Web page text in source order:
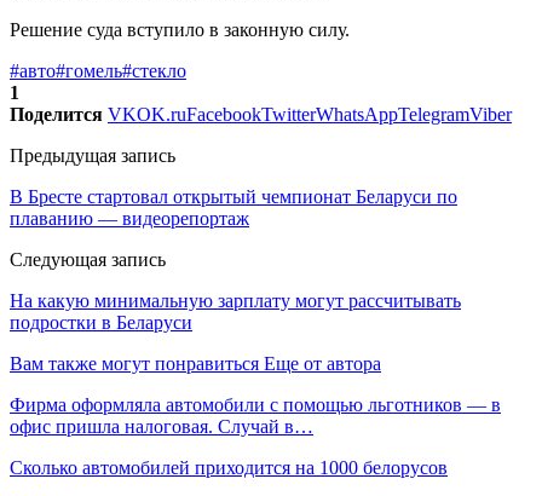
Решение суда вступило в законную силу.
#авто#гомель#стекло
1
Поделится VKOK.ruFacebookTwitterWhatsAppTelegramViber
Предыдущая запись
В Бресте стартовал открытый чемпионат Беларуси по
плаванию — видеорепортаж
Следующая запись
На какую минимальную зарплату могут рассчитывать
подростки в Беларуси
Вам также могут понравиться Еще от автора
Фирма оформляла автомобили с помощью льготников — в
офис пришла налоговая. Случай в…
Сколько автомобилей приходится на 1000 белорусов